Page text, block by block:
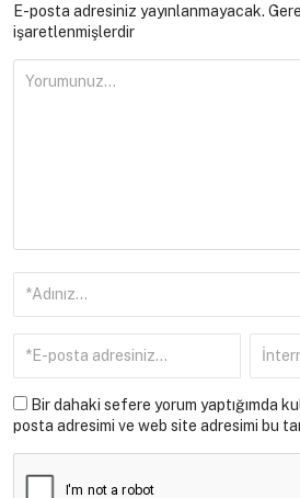
E-posta adresiniz yayınlanmayacak.
işaretlenmişlerdir
Bir dahaki sefere yorum yaptığımda
posta adresimi ve web site adresimi bu